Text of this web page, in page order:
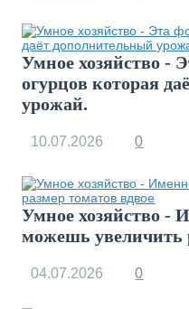
Умное хозяйство -
огурцов которая
урожай.
10.07.2026 0
Умное хозяйство -
можешь увеличить
04.07.2026 0